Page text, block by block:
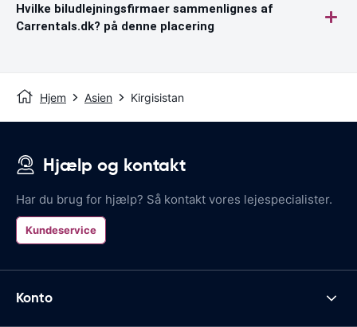
Hvilke biludlejningsfirmaer sammenlignes af
Carrentals.dk? på denne placering
Hjem Asien Kirgisistan
Hjælp og kontakt
Har du brug for hjælp? Så kontakt vores lejespecialister.
Kundeservice
Konto